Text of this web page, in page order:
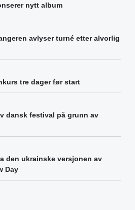
nytt album
avlyser turné etter alvorlig
tre dager før start
dansk festival på grunn av
den ukrainske versjonen av
Day